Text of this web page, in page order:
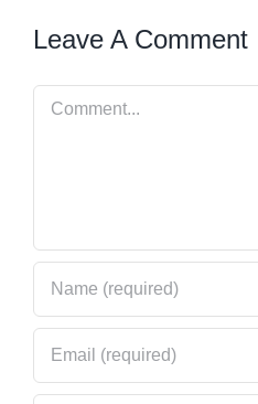
Leave A Comment
Comment